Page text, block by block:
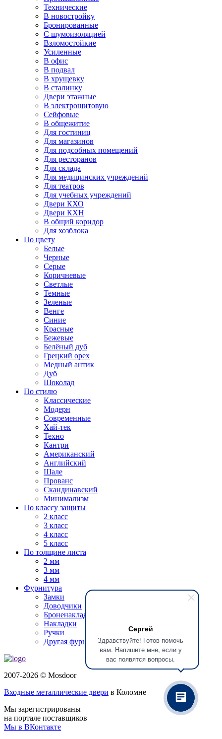
Сергей
Здравствуйте! Готов помочь
вам. Напишите мне, если у
вас появятся вопросы.
Технические
В новостройку
Бронированные
С шумоизоляцией
Взломостойкие
Усиленные
В офис
В подвал
В хрущевку
В сталинку
Двери этажные
В электрощитовую
Сейфовые
В общежитие
Для гостиниц
Для магазинов
Для подсобных помещений
Для ресторанов
Для склада
Для медицинских учреждений
Для театров
Для учебных учреждений
Двери КХО
Двери КХН
В общий коридор
Для хозблока
По цвету
Белые
Черные
Серые
Коричневые
Светлые
Темные
Зеленые
Венге
Синие
Красные
Бежевые
Белёный дуб
Грецкий орех
Медный антик
Дуб
Шоколад
По стилю
Классические
Модерн
Современные
Хай-тек
Техно
Кантри
Американский
Английский
Шале
Прованс
Скандинавский
Минимализм
По классу защиты
2 класс
3 класс
4 класс
5 класс
По толщине листа
2 мм
3 мм
4 мм
Фурнитура
Замки
Доводчики
Броненакладки
Накладки
Ручки
Другая фурнитура
2007-2026 © Mosdoor
Входные металлические двери в Коломне
Мы зарегистрированы
на портале поставщиков
Мы в ВКонтакте